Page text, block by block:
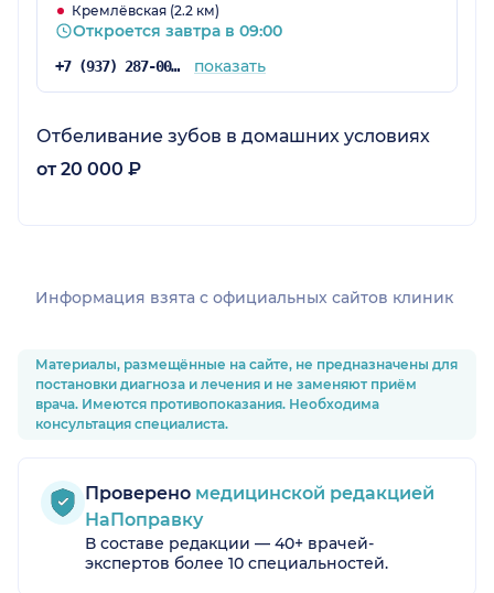
Кремлёвская (2.2 км)
Откроется завтра в 09:00
+7 (937) 287-00-47 показать
Отбеливание зубов в домашних условиях
от 20 000 ₽
Информация взята c официальных сайтов клиник
Материалы, размещённые на сайте, не предназначены для
постановки диагноза и лечения и не заменяют приём
врача. Имеются противопоказания. Необходима
консультация специалиста.
Проверено медицинской редакцией
НаПоправку
В составе редакции — 40+ врачей-
экспертов более 10 специальностей.